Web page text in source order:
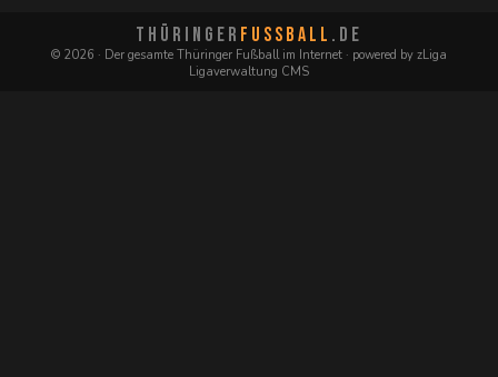
THÜRINGER FUSSBALL .DE
© 2026 · Der gesamte Thüringer Fußball im Internet · powered by zLiga
Ligaverwaltung CMS